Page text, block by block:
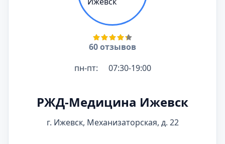
60 отзывов
пн-пт:
07:30-19:00
РЖД-Медицина Ижевск
г. Ижевск, Механизаторская, д. 22